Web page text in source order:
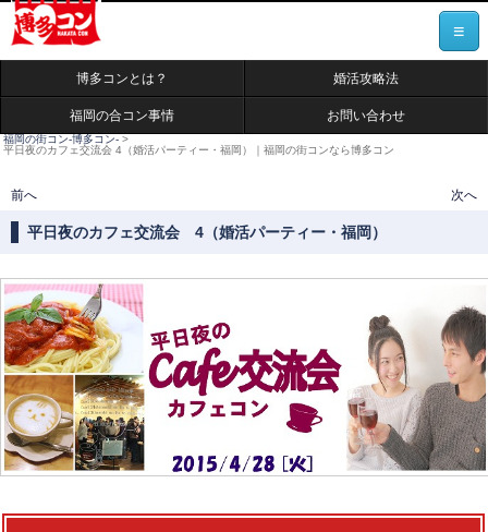
≡
博多コンとは？ 婚活攻略法
福岡の合コン事情 お問い合わせ
福岡の街コン-博多コン- >
平日夜のカフェ交流会 4（婚活パーティー・福岡）｜福岡の街コンなら博多コン
投稿ナビゲーション
前へ 次へ
平日夜のカフェ交流会 4（婚活パーティー・福岡）